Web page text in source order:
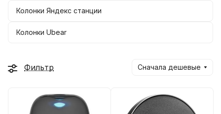
Колонки Яндекс станции
Колонки Ubear
Фильтр Сначала дешевые